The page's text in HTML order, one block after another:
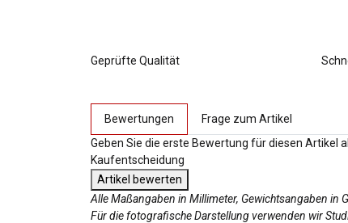
Geprüfte Qualität
Bewertungen
Frage zum Artikel
Geben Sie die erste Bewertung für diesen Artikel
Kaufentscheidung
Artikel bewerten
Alle Maßangaben in Millimeter, Gewichtsangaben in
Für die fotografische Darstellung verwenden wir